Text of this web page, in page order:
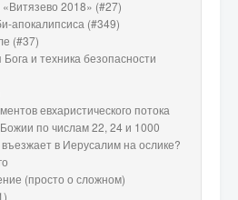
2018» (#27)
апокалипсиса (#349)
(#37)
и техника безопасности
евхаристического потока
по числам 22, 24 и 1000
в Иерусалим на ослике?
(просто о сложном)